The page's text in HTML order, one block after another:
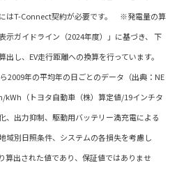
はT-Connect契約が必要です。 ※発電量の算
ガイドライン（2024年度）」に基づき、 下
し、EV走行距離への換算を行っています。
2009年の平均年の日ごとのデータ（出典：NE
（トヨタ自動車（株）算定値/19インチタ
出力抑制、駆動用バッテリー満充電による
別日照条件、システムの各損失を考慮し
算出された値であり、保証値ではありませ